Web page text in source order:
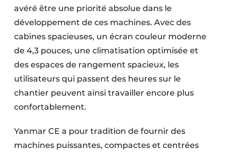
avéré être une priorité absolue dans le
développement de ces machines. Avec des
cabines spacieuses, un écran couleur moderne
de 4,3 pouces, une climatisation optimisée et
des espaces de rangement spacieux, les
utilisateurs qui passent des heures sur le
chantier peuvent ainsi travailler encore plus
confortablement.
Yanmar CE a pour tradition de fournir des
machines puissantes, compactes et centrées